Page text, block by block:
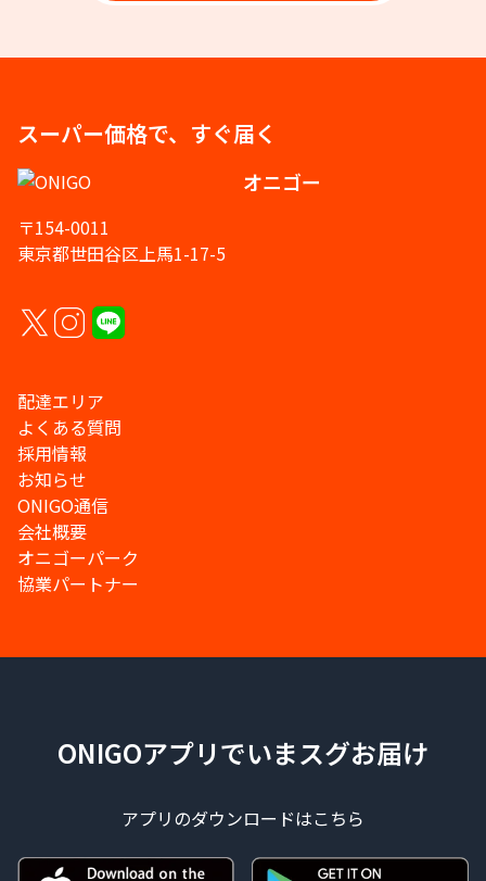
スーパー価格で、すぐ届く
オニゴー
〒154-0011
東京都世田谷区上馬1-17-5
配達エリア
よくある質問
採用情報
お知らせ
ONIGO通信
会社概要
オニゴーパーク
協業パートナー
ONIGOアプリでいまスグお届け
アプリのダウンロードはこちら